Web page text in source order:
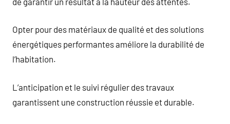
Opter pour des matériaux de qualité et des solutions
énergétiques performantes améliore la durabilité de
l’habitation.
L’anticipation et le suivi régulier des travaux
garantissent une construction réussie et durable.